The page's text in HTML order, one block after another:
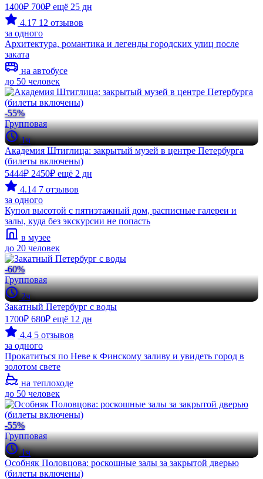
1400₽ 700₽ ещё 25 дн
4.17 12 отзывов
за одного
Архитектура, романтика и легенды городских улиц после
заката
на автобусе
до 50 человек
-55%
Групповая
1ч
Академия Штиглица: закрытый музей в центре Петербурга
(билеты включены)
5444₽ 2450₽ ещё 2 дн
4.14 7 отзывов
за одного
Купол высотой с пятиэтажный дом, расписные галереи и
залы, куда без экскурсии не попасть
в музее
до 20 человек
-60%
Групповая
2ч
Закатный Петербург с воды
1700₽ 680₽ ещё 12 дн
4.4 5 отзывов
за одного
Прокатиться по Неве к Финскому заливу и увидеть город в
золотом свете
на теплоходе
до 50 человек
-55%
Групповая
1ч
Особняк Половцова: роскошные залы за закрытой дверью
(билеты включены)